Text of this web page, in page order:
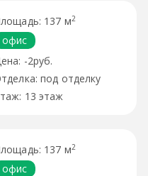
137 м2
офис
-2руб.
под отделку
13 этаж
137 м2
офис